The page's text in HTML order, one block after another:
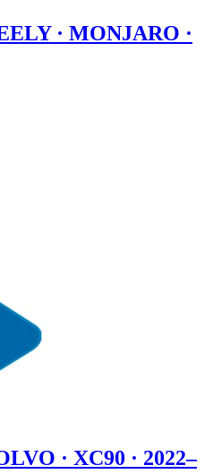
· MONJARO ·
· XC90 · 2022–